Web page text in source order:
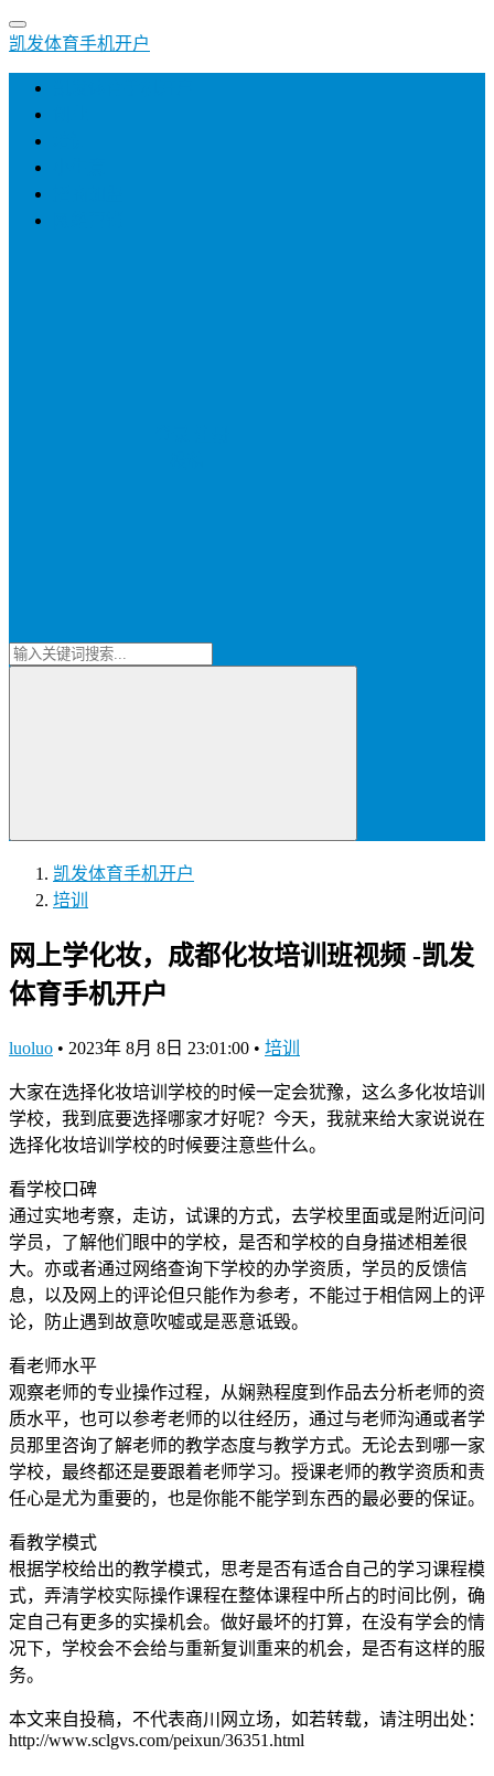
凯发体育手机开户
凯发体育手机开户
培训
网上学化妆，成都化妆培训班视频 -凯发
体育手机开户
luoluo • 2023年 8月 8日 23:01:00 • 培训
大家在选择化妆培训学校的时候一定会犹豫，这么多化妆培训
学校，我到底要选择哪家才好呢？今天，我就来给大家说说在
选择化妆培训学校的时候要注意些什么。
看学校口碑
通过实地考察，走访，试课的方式，去学校里面或是附近问问
学员，了解他们眼中的学校，是否和学校的自身描述相差很
大。亦或者通过网络查询下学校的办学资质，学员的反馈信
息，以及网上的评论但只能作为参考，不能过于相信网上的评
论，防止遇到故意吹嘘或是恶意诋毁。
看老师水平
观察老师的专业操作过程，从娴熟程度到作品去分析老师的资
质水平，也可以参考老师的以往经历，通过与老师沟通或者学
员那里咨询了解老师的教学态度与教学方式。无论去到哪一家
学校，最终都还是要跟着老师学习。授课老师的教学资质和责
任心是尤为重要的，也是你能不能学到东西的最必要的保证。
看教学模式
根据学校给出的教学模式，思考是否有适合自己的学习课程模
式，弄清学校实际操作课程在整体课程中所占的时间比例，确
定自己有更多的实操机会。做好最坏的打算，在没有学会的情
况下，学校会不会给与重新复训重来的机会，是否有这样的服
务。
本文来自投稿，不代表商川网立场，如若转载，请注明出处：
http://www.sclgvs.com/peixun/36351.html